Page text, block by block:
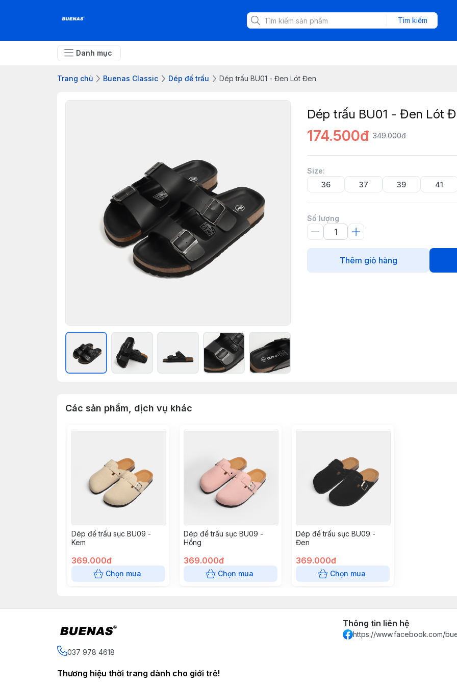
Tìm kiếm
Danh mục
Trang chủ Buenas Classic Dép đế trấu Dép trấu BU01 - Đen Lót Đen
Dép trấu BU01 - Đen Lót
174.500đ 349.000đ
Size:
36
37 39 41
Số lượng
Thêm giỏ hàng
Các sản phẩm, dịch vụ khác
Dép đế trấu sục BU09 -
Kem
369.000đ
Chọn mua
Dép đế trấu sục BU09 -
Hồng
369.000đ
Chọn mua
Dép đế trấu sục BU09 -
Đen
369.000đ
Chọn mua
037 978 4618
Thông tin liên hệ
https://www.facebook.com/
Thương hiệu thời trang dành cho giới trẻ!